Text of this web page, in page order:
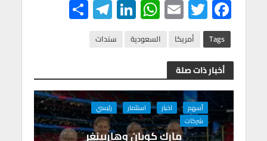
F
ac
e
b
o
o
k
T
wi
tt
er
E
m
ail
W
h
at
A
p
p
Li
n
ke
n
Te
le
m
Tags أمريكا السعودية سندات
أخبار ذات صلة
أسهم اخبار استثمار
رئيسي
شركات
مارك كوبان وهاربينغر